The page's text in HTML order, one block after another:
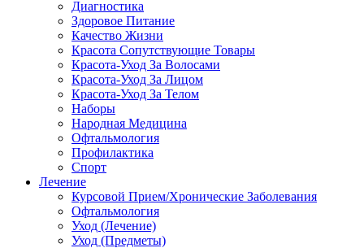
Диагностика
Здоровое Питание
Качество Жизни
Красота Сопутствующие Товары
Красота-Уход За Волосами
Красота-Уход За Лицом
Красота-Уход За Телом
Наборы
Народная Медицина
Офтальмология
Профилактика
Спорт
Лечение
Курсовой Прием/Хронические Заболевания
Офтальмология
Уход (Лечение)
Уход (Предметы)